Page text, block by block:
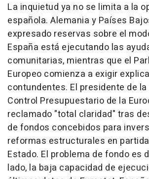
La inquietud ya no se limita a la
española. Alemania y Países
expresado reservas sobre el
España está ejecutando las
comunitarias, mientras que el
Europeo comienza a exigir
contundentes. El presidente de
Control Presupuestario de la
reclamado "total claridad" tras
de fondos concebidos para
reformas estructurales en
Estado. El problema de fondo es
lado, la baja capacidad de